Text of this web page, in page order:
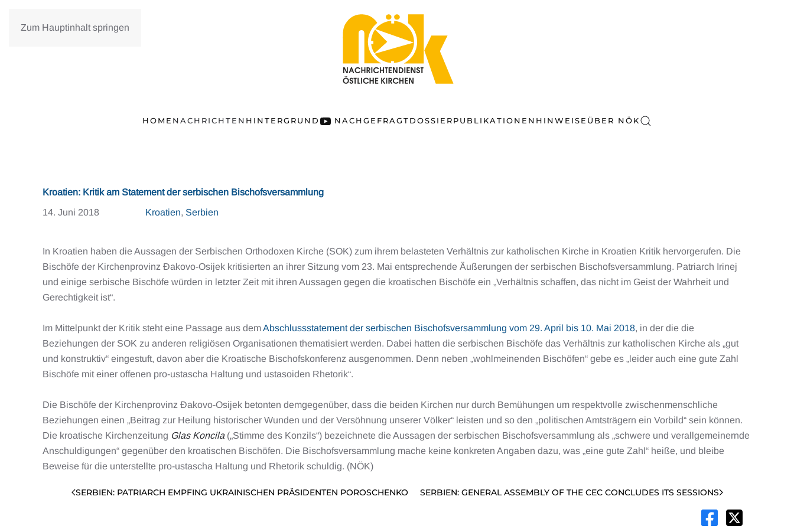
Zum Hauptinhalt springen
HOME NACHRICHTEN HINTERGRUND NACHGEFRAGTDOSSIERPUBLIKATIONEN HINWEISE ÜBER NÖK
Kroatien: Kritik am Statement der serbischen Bischofsversammlung
14. Juni 2018
Kroatien, Serbien
In Kroatien haben die Aussagen der Serbischen Orthodoxen Kirche (SOK) zum ihrem belasteten Verhältnis zur katholischen Kirche in Kroatien Kritik hervorgerufen. Die
Bischöfe der Kirchenprovinz Đakovo-Osijek kritisierten an ihrer Sitzung vom 23. Mai entsprechende Äußerungen der serbischen Bischofsversammlung. Patriarch Irinej
und einige serbische Bischöfe würden in letzter Zeit mit ihren Aussagen gegen die kroatischen Bischöfe ein „Verhältnis schaffen, das nicht im Geist der Wahrheit und
Gerechtigkeit ist“.
Im Mittelpunkt der Kritik steht eine Passage aus demAbschlussstatement der serbischen Bischofsversammlung vom 29. April bis 10. Mai 2018, in der die die
Beziehungen der SOK zu anderen religiösen Organisationen thematisiert werden. Dabei hatten die serbischen Bischöfe das Verhältnis zur katholischen Kirche als „gut
und konstruktiv“ eingestuft, davon aber die Kroatische Bischofskonferenz ausgenommen. Denn neben „wohlmeinenden Bischöfen“ gebe es „leider auch eine gute Zahl
Bischöfe mit einer offenen pro-ustascha Haltung und ustasoiden Rhetorik“.
Die Bischöfe der Kirchenprovinz Đakovo-Osijek betonten demgegenüber, dass die beiden Kirchen nur durch Bemühungen um respektvolle zwischenmenschliche
Beziehungen einen „Beitrag zur Heilung historischer Wunden und der Versöhnung unserer Völker“ leisten und so den „politischen Amtsträgern ein Vorbild“ sein können.
Die kroatische Kirchenzeitung Glas Koncila(„Stimme des Konzils“) bezeichnete die Aussagen der serbischen Bischofsversammlung als „schwere und verallgemeinernde
Anschuldigungen“ gegenüber den kroatischen Bischöfen. Die Bischofsversammlung mache keine konkreten Angaben dazu, was „eine gute Zahl“ heiße, und bleibe
Beweise für die unterstellte pro-ustascha Haltung und Rhetorik schuldig. (NÖK)
SERBIEN: PATRIARCH EMPFING UKRAINISCHEN PRÄSIDENTEN POROSCHENKO SERBIEN: GENERAL ASSEMBLY OF THE CEC CONCLUDES ITS SESSIONS